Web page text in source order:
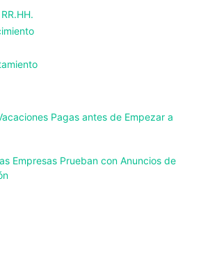
Pagas antes de Empezar a
Empresas Prueban con Anuncios de